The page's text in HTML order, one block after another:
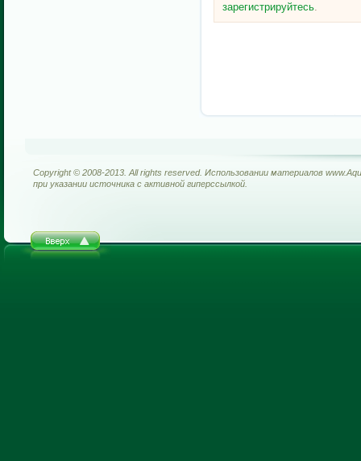
зарегистрируйтесь.
Copyright © 2008-2013. All rights reserved. Использовании материалов
при указании источника с активной гиперссылкой.